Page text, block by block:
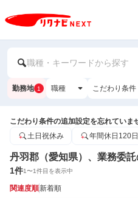
職種・キーワードから探す
勤務地 1 職種 こだわり条件
こだわり条件の追加設定を忘れていま
土日祝休み
年間休日120
丹羽郡（愛知県）、業務委
1件1〜1件目を表示中
関連度順新着順